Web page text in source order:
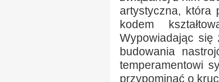
artystyczna, która
kodem
Wypowiadając
budowania
temperamentowi
przypominać o